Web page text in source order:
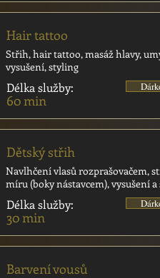
Hair tattoo
Střih, hair tattoo, masáž hlavy,
vysušení, styling
Délka služby:
60 min
Dětský střih
Navlhčení vlasů rozprašovačem,
míru (boky nástavcem), vysušení
Délka služby:
30 min
Barvení vousů